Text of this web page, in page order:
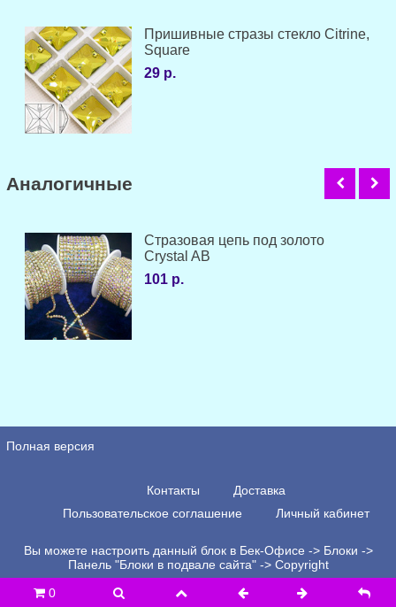
Пришивные стразы стекло Citrine,
Square
29 р.
Аналогичные
Стразовая цепь под золото
Crystal AB
101 р.
Полная версия
Контакты
Доставка
Пользовательское соглашение
Личный кабинет
Вы можете настроить данный блок в Бек-Офисе -> Блоки ->
Панель "Блоки в подвале сайта" -> Copyright
0